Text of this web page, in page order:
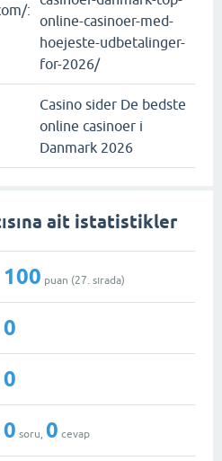
:
online-casinoer-med-
hoejeste-udbetalinger-
for-2026/
Casino sider De bedste
online casinoer i
Danmark 2026
ait istatistikler
100 puan (27 . sırada)
0
0
0 soru, 0 cevap